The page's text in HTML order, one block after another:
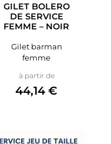
GILET BOLERO
DE SERVICE
FEMME – NOIR
Gilet barman
femme
à partir dePrix
44,14 €